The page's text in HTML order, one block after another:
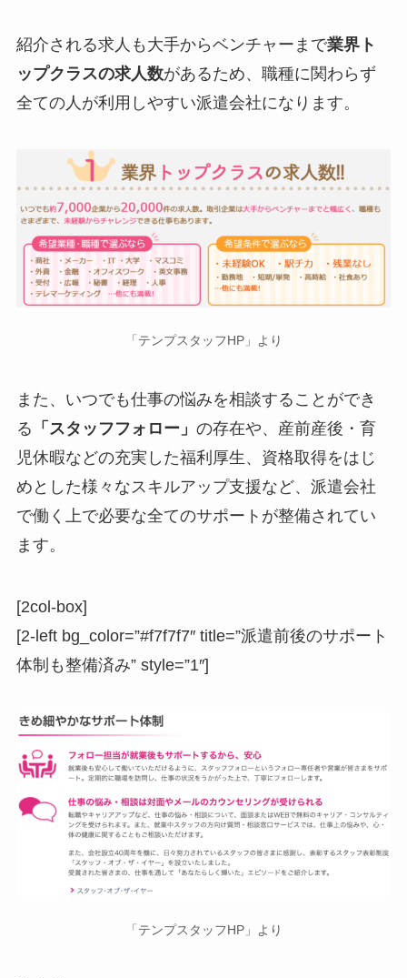
紹介される求人も大手からベンチャーまで業界ト
ップクラスの求人数があるため、職種に関わらず
全ての人が利用しやすい派遣会社になります。
「テンプスタッフHP」より
また、いつでも仕事の悩みを相談することができ
る 「スタッフフォロー」 の存在や、産前産後・育
児休暇などの充実した福利厚生、資格取得をはじ
めとした様々なスキルアップ支援など、派遣会社
で働く上で必要な全てのサポートが整備されてい
ます。
[2col-box]
[2-left bg_color=”#f7f7f7″ title=”派遣前後のサポート
体制も整備済み” style=”1″]
「テンプスタッフHP」より